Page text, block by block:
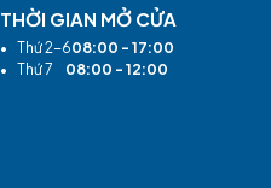
THỜI GIAN MỞ CỬA
• Thứ 2-608:00 - 17:00
• Thứ 7 08:00 - 12:00